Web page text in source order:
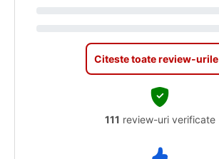
Citeste toate review-urile
111 review-uri verificate